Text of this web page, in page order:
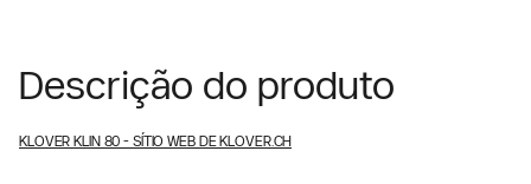
Descrição do produto
KLOVER KLIN 80 - SÍTIO WEB DE KLOVER.CH